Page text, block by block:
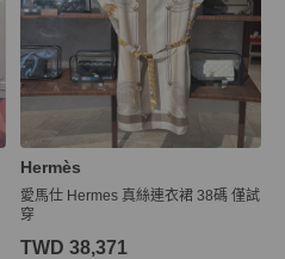
Hermès
愛馬仕 Hermes 真絲連衣裙 38碼 僅試
穿
TWD 38,371